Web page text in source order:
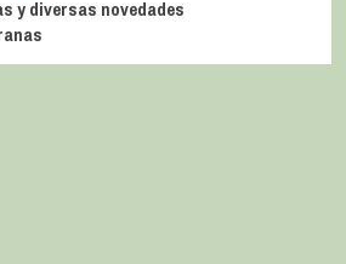
y diversas novedades